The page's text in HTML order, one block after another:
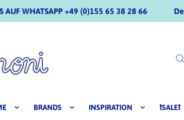
AUF WHATSAPP +49 (0)155 65 38 28 66 De
BRANDS INSPIRATION ❗SALE❗